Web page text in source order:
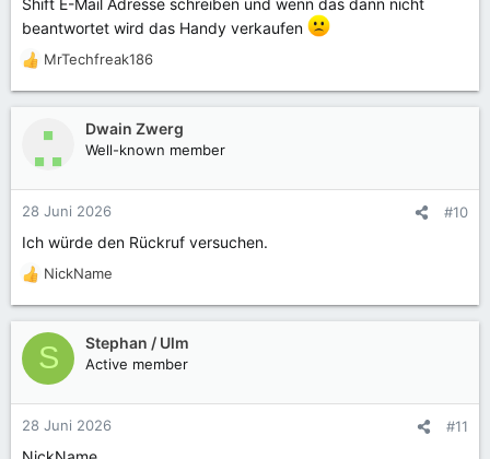
Shift E-Mail Adresse schreiben und wenn das dann nicht
beantwortet wird das Handy verkaufen
R
a
n
n
MrTechfreak186
Dwain Zwerg
Well-known member
28 Juni 2026 #10
Ich würde den Rückruf versuchen.
R
a
k
t
n
NickName
S Stephan / Ulm
Active member
28 Juni 2026 #11